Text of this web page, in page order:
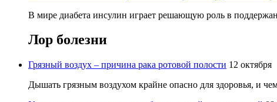
В мире диабета инсулин играет решающую роль в
Лор болезни
Грязный воздух – причина рака ротовой полости 12 октября
Дышать грязным воздухом крайне опасно для здоровья, и